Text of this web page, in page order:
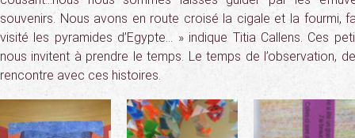
souvenirs. Nous avons en route croisé la cigale et la fourmi,
visité les pyramides d’Egypte… » indique Titia Callens. Ces
nous invitent à prendre le temps. Le temps de l’observation,
rencontre avec ces histoires.